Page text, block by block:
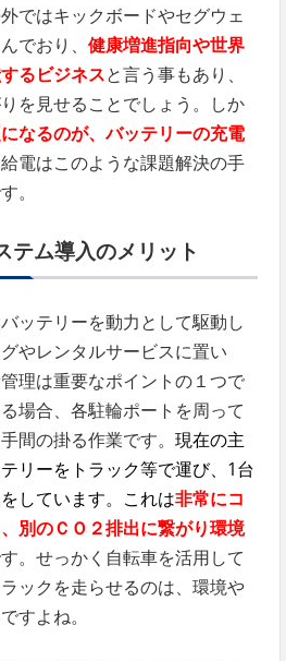
ではキックボードやセグウェ
でおり、 健康増進指向や世界
るビジネスと言う事もあり、
を見せることでしょう。しか
なるのが、バッテリーの充電
電はこのような課題解決の手
。
テム導入のメリット
ッテリーを動力として駆動し
やレンタルサービスに置い
理は重要なポイントの１つで
場合、各駐輪ポートを周って
間の掛る作業です。 現在の主
リーをトラック等で運び、1台
をしています。これは非常にコ
別のＣＯ２排出に繋がり環境
。せっかく自転車を活用して
ックを走らせるのは、環境や
すよね。